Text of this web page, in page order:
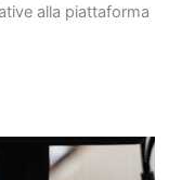
alla piattaforma